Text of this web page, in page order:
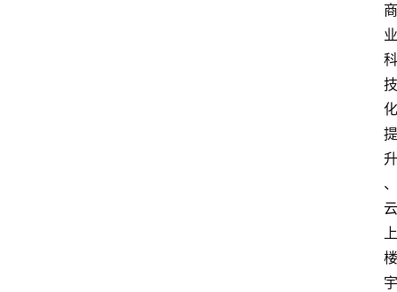
商
业
科
技
化
提
升
、
云
上
楼
宇